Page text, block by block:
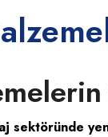
sektöründe